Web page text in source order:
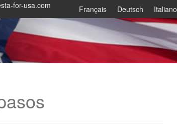
for-usa.com Français Deutsch Italiano